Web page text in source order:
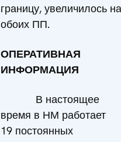
границу, увеличилось на
обоих ПП.
ОПЕРАТИВНАЯ
ИНФОРМАЦИЯ
В настоящее
время в НМ работает
19 постоянных